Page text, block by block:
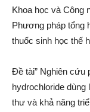
Khoa học và Công
Phương pháp tổng
thuốc sinh học thế
Đề tài” Nghiên cứu
hydrochloride dùng
thư và khả năng